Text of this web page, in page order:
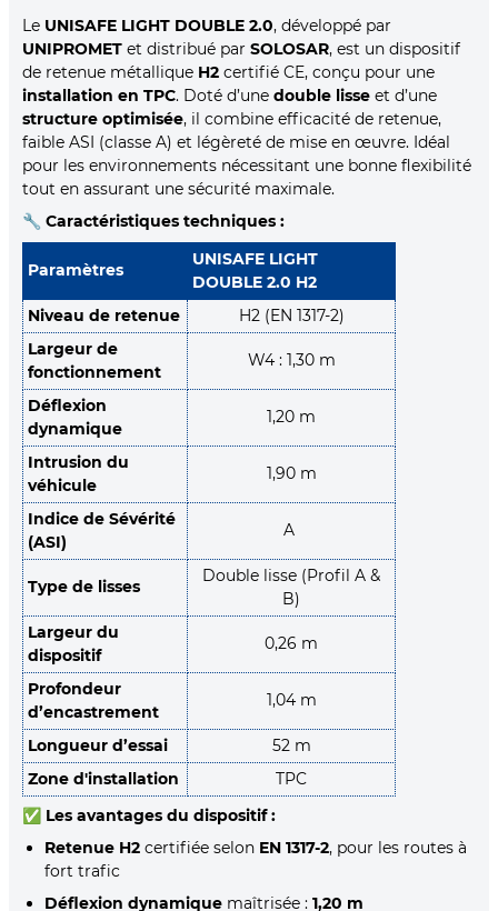
Le UNISAFE LIGHT DOUBLE 2.0, développé par
UNIPROMET et distribué par SOLOSAR, est un dispositif
de retenue métallique H2 certifié CE, conçu pour une
installation en TPC. Doté d’une double lisse et d’une
structure optimisée, il combine efficacité de retenue,
faible ASI (classe A) et légèreté de mise en œuvre. Idéal
pour les environnements nécessitant une bonne flexibilité
tout en assurant une sécurité maximale.
🔧 Caractéristiques techniques :
Paramètres
UNISAFE LIGHT
DOUBLE 2.0 H2
Niveau de retenue
H2 (EN 1317-2)
Largeur de
fonctionnement
W4 : 1,30 m
Déflexion
dynamique
1,20 m
Intrusion du
véhicule
1,90 m
Indice de Sévérité
(ASI)
A
Type de lisses
Double lisse (Profil A &
B)
Largeur du
dispositif
0,26 m
Profondeur
d’encastrement
1,04 m
Longueur d’essai
52 m
Zone d'installation
TPC
✅ Les avantages du dispositif :
Retenue H2 certifiée selon EN 1317-2, pour les routes à
fort trafic
Déflexion dynamique maîtrisée : 1,20 m